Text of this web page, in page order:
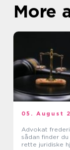
More
05. August
Advokat
sådan finder du
rette juridiske